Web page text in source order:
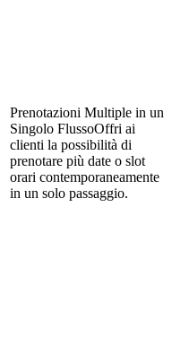
Prenotazioni Multiple in un
Singolo FlussoOffri ai
clienti la possibilità di
prenotare più date o slot
orari contemporaneamente
in un solo passaggio.